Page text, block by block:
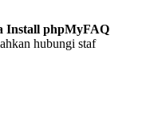
Install phpMyFAQ
hubungi staf